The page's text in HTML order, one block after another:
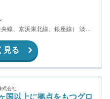
線、京浜東北線、銀座線） 淡路
見る
式会社
国以上に拠点をもつグロ